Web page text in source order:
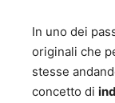
In uno dei
originali che
stesse
concetto di